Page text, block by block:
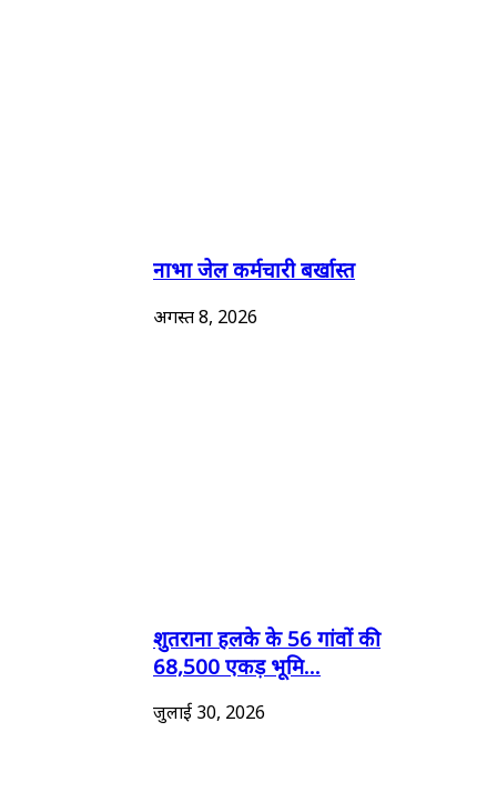
नाभा जेल कर्मचारी बर्खास्त
अगस्त 8, 2026
शुतराना हलके के 56 गांवों की
68,500 एकड़ भूमि...
जुलाई 30, 2026